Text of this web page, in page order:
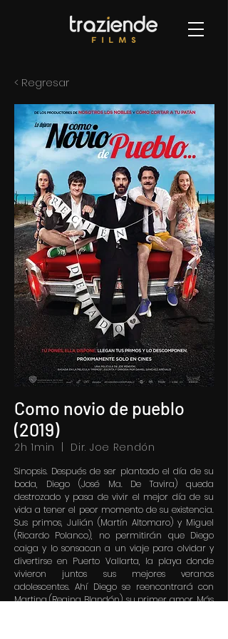
< Regresar
Como novio de pueblo
(2019)
2h 1min | Dir. Joe Rendón
Sinopsis. Después de ser plantado el día de su
boda, Diego (José Ma. De Tavira) queda
destrozado y pasa de vivir el mejor día de su
vida a tener el peor momento de su existencia.
Sus primos, Julián (Martín Altomaro) y Miguel
(Ricardo Polanco), no permitirán que Diego
caiga y lo sonsacan a un viaje para olvidar y
divertirse en Puerto Vallarta, la playa donde
vivieron juntos sus mejores veranos
adolescentes. Ahí Diego se reencontrará con
Martina (Regina Blandón), su primer amor. Más